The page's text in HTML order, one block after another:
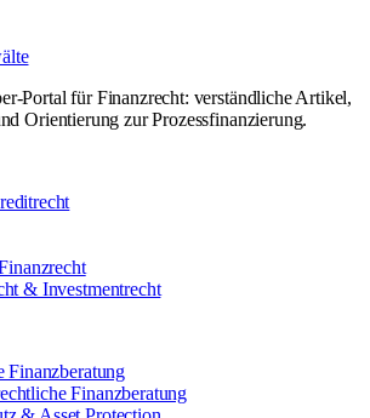
Portal für Finanzrecht: verständliche Artikel,
Orientierung zur Prozessfinanzierung.
& Investmentrecht
Finanzberatung
Finanzberatung